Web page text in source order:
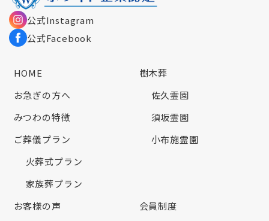
公式Instagram
公式Facebook
HOME
お急ぎの方へ
みつわの特徴
ご葬儀プラン
火葬式プラン
家族葬プラン
樹木葬
佐久霊園
須坂霊園
小布施霊園
お客様の声
会員制度